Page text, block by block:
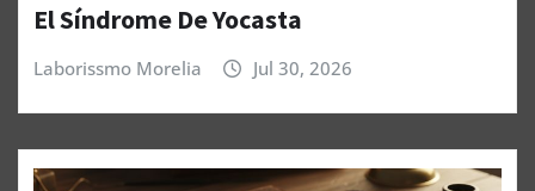
El Síndrome De Yocasta
Laborissmo Morelia Jul 30, 2026